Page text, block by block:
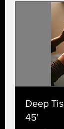
Deep
45'